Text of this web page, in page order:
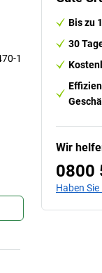
1
Bis zu
30
Wir
0800
Haben